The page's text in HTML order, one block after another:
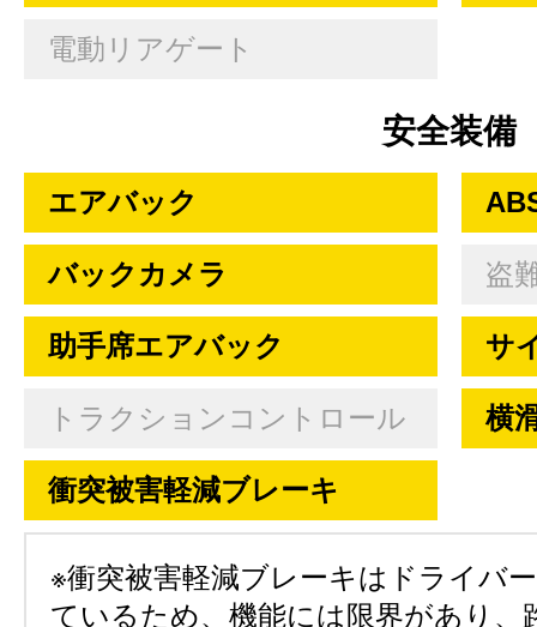
電動リアゲート
安全装備
エアバック
バックカメラ 盗
助手席エアバック サ
トラクションコントロール 横
衝突被害軽減ブレーキ
※衝突被害軽減ブレーキはドライバ
ているため、機能には限界があり、